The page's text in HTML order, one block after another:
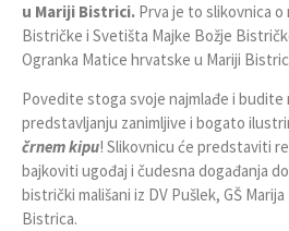
u Mariji Bistrici. Prva je to slikovnica
Bistričke i Svetišta Majke Božje
Ogranka Matice hrvatske u Mariji
Povedite stoga svoje najmlađe i budite
predstavljanju zanimljive i bogato
črnem kipu! Slikovnicu će predstaviti
bajkoviti ugođaj i čudesna događanja
bistrički mališani iz DV Pušlek, GŠ
Bistrica.